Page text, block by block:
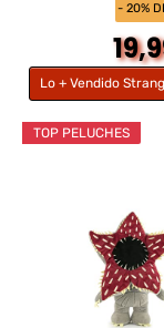
- 20%
Lo + Vendido
TOP PELUCHES